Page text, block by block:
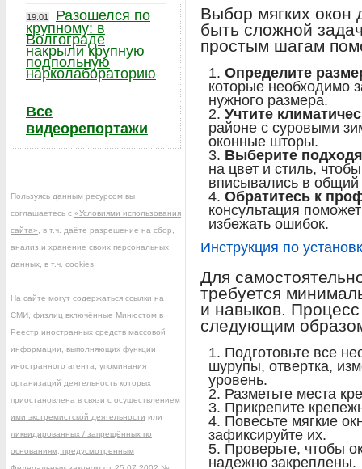
Выбор мягких окон
быть сложной
простым шагам
Определите
которые необходимо
нужного размера.
Учтите
районе с суровыми
оконные шторы.
Выберите
на цвет и стиль,
вписывались в общий
Обратитесь к
консультация
избежать ошибок.
Инструкция по
Для
требуется
и навыков.
следующим
Подготовьте все
шурупы, отвертка,
уровень.
Разметьте места
Прикрепите
Повесьте мягкие
зафиксируйте их.
Проверьте, чтобы
надежно закреплены.
19.01
Разошелся по
крупному: в
Волгограде
накрыли крупную
подпольную
нарколабораторию
Все
видеорепортажи
Пользуясь данным ресурсом вы
соглашаетесь с «Условиями использования
сайта» , в т.ч. даёте разрешение на сбор,
анализ и хранение своих персональных
данных, в т.ч. cookies.
На сайте могут содержаться ссылки на
СМИ, физлиц включённые Минюстом в
Реестр иностранных средств массовой
информации, выполняющих функции
иностранного агента , упоминания
организаций деятельность которых
приостановлена в связи с осуществлением
ими экстремистской деятельности или
ликвидированных / запрещённых по
основаниям, предусмотренным